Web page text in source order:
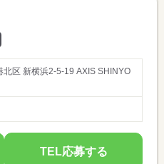
北区 新横浜2-5-19 AXIS SHINYO
TEL応募する